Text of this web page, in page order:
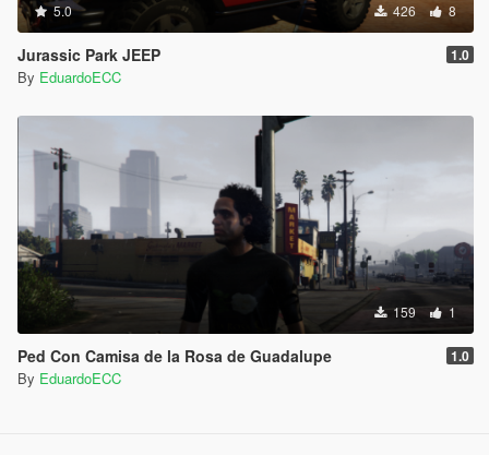
5.0 426 8
Jurassic Park JEEP 1.0
By EduardoECC
159 1
Ped Con Camisa de la Rosa de Guadalupe 1.0
By EduardoECC